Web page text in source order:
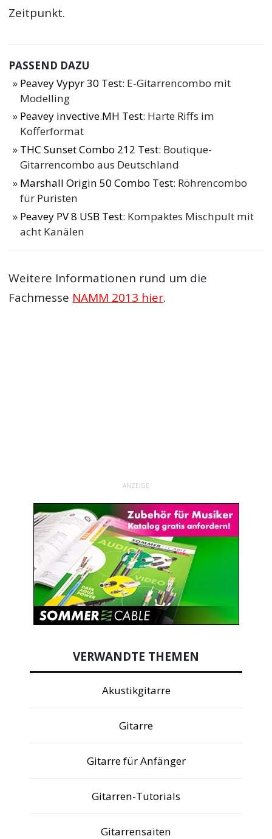
Zeitpunkt.
PASSEND DAZU
Peavey Vypyr 30 Test: E-Gitarrencombo mit
Modelling
Peavey invective.MH Test: Harte Riffs im
Kofferformat
THC Sunset Combo 212 Test: Boutique-
Gitarrencombo aus Deutschland
Marshall Origin 50 Combo Test: Röhrencombo
für Puristen
Peavey PV 8 USB Test: Kompaktes Mischpult mit
acht Kanälen
Weitere Informationen rund um die
Fachmesse NAMM 2013 hier.
ANZEIGE
VERWANDTE THEMEN
Akustikgitarre
Gitarre
Gitarre für Anfänger
Gitarren-Tutorials
Gitarrensaiten